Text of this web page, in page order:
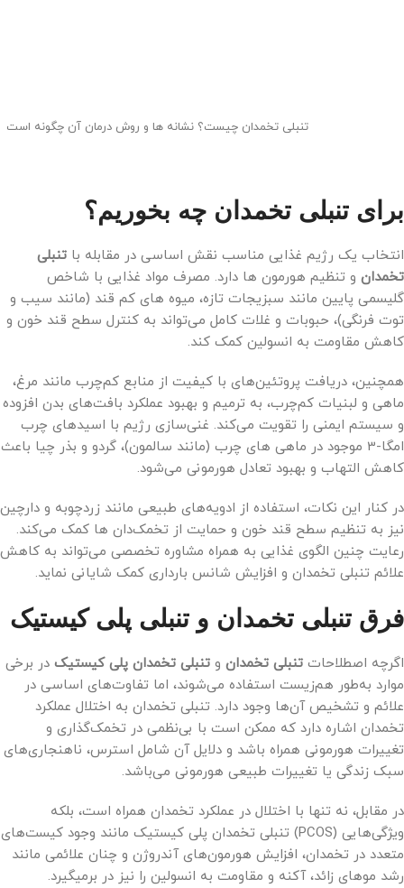
تنبلی تخمدان چیست؟ نشانه ها و روش درمان آن چگونه است
برای تنبلی تخمدان چه بخوریم؟
انتخاب یک رژیم غذایی مناسب نقش اساسی در مقابله با تنبلی
تخمدان و تنظیم هورمون ها دارد. مصرف مواد غذایی با شاخص
گلیسمی پایین مانند سبزیجات تازه، میوه های کم قند (مانند سیب و
توت فرنگی)، حبوبات و غلات کامل می‌تواند به کنترل سطح قند خون و
کاهش مقاومت به انسولین کمک کند.
همچنین، دریافت پروتئین‌های با کیفیت از منابع کم‌چرب مانند مرغ،
ماهی و لبنیات کم‌چرب، به ترمیم و بهبود عملکرد بافت‌های بدن افزوده
و سیستم ایمنی را تقویت می‌کند. غنی‌سازی رژیم با اسید‌های چرب
امگا-3 موجود در ماهی های چرب (مانند سالمون)، گردو و بذر چیا باعث
کاهش التهاب و بهبود تعادل هورمونی می‌شود.
در کنار این نکات، استفاده از ادویه‌های طبیعی مانند زردچوبه و دارچین
نیز به تنظیم سطح قند خون و حمایت از تخمک‌دان ها کمک می‌کند.
رعایت چنین الگوی غذایی به همراه مشاوره تخصصی می‌تواند به کاهش
علائم تنبلی تخمدان و افزایش شانس بارداری کمک شایانی نماید.
فرق تنبلی تخمدان و تنبلی پلی کیستیک
اگرچه اصطلاحات تنبلی تخمدان و تنبلی تخمدان پلی کیستیک در برخی
موارد به‌طور هم‌زیست استفاده می‌شوند، اما تفاوت‌های اساسی در
علائم و تشخیص آن‌ها وجود دارد. تنبلی تخمدان به اختلال عملکرد
تخمدان اشاره دارد که ممکن است با بی‌نظمی در تخمک‌گذاری و
تغییرات هورمونی همراه باشد و دلایل آن شامل استرس، ناهنجاری‌های
سبک زندگی یا تغییرات طبیعی هورمونی می‌باشد.
در مقابل، نه تنها با اختلال در عملکرد تخمدان همراه است، بلکه
ویژگی‌هایی (PCOS) تنبلی تخمدان پلی کیستیک مانند وجود کیست‌های
متعدد در تخمدان، افزایش هورمون‌های آندروژن و چنان علائمی مانند
رشد موهای زائد، آکنه و مقاومت به انسولین را نیز در برمیگیرد.